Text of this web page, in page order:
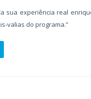
sua experiência real
valias do programa.”